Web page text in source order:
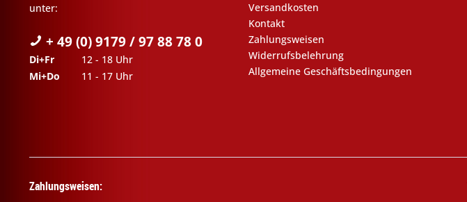
unter:
+ 49 (0) 9179 / 97 88 78 0
Di+Fr
12 - 18 Uhr
Mi+Do
11 - 17 Uhr
Versandkosten
Kontakt
Zahlungsweisen
Widerrufsbelehrung
Allgemeine Geschäftsbedingungen
Zahlungsweisen: